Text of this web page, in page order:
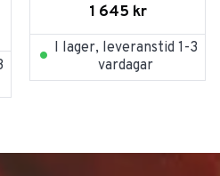
1 645 kr
I lager, leveranstid 1-3
vardagar